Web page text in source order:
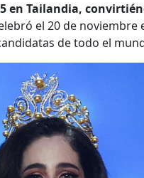
en Tailandia,
el 20 de noviembre
de todo el